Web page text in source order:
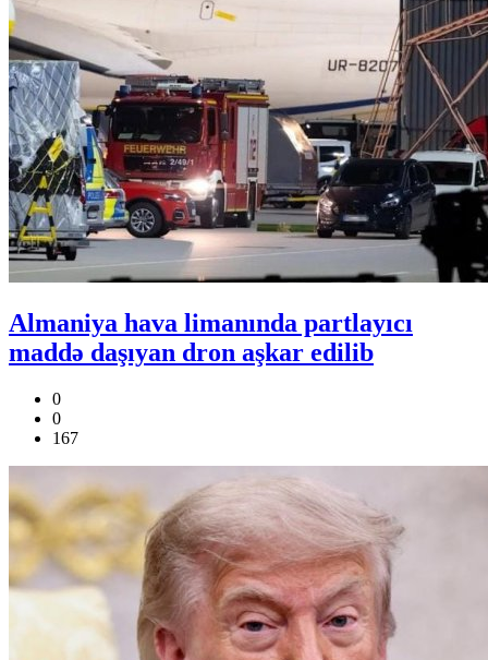
Almaniya hava limanında partlayıcı
maddə daşıyan dron aşkar edilib
0
0
167